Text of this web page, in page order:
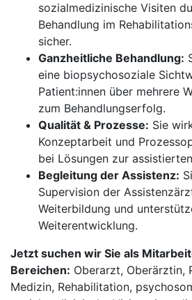
sozialmedizinische Visiten
Behandlung im
sicher.
Ganzheitliche Behandlung:
eine biopsychosoziale
Patient:innen über mehrere
zum Behandlungserfolg.
Qualität & Prozesse: Sie
Konzeptarbeit und
bei Lösungen zur
Begleitung der Assistenz:
Supervision der
Weiterbildung und
Weiterentwicklung.
Jetzt suchen wir Sie als
Bereichen: Oberarzt, Oberärztin,
Medizin, Rehabilitation,